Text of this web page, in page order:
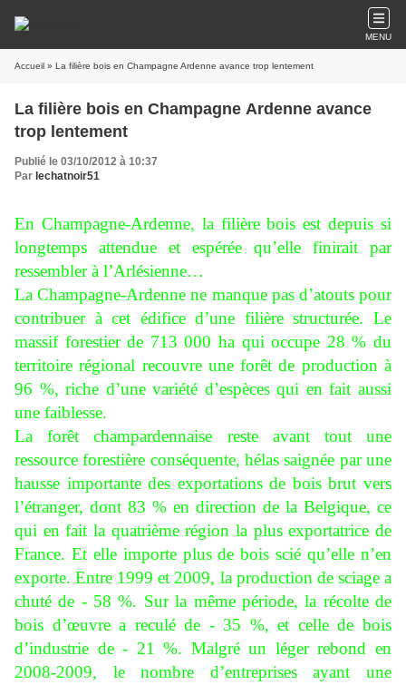
MENU
Accueil » La filière bois en Champagne Ardenne avance trop lentement
La filière bois en Champagne Ardenne avance
trop lentement
Publié le 03/10/2012 à 10:37
Par lechatnoir51
En Champagne-Ardenne, la filière bois est depuis si
longtemps attendue et espérée qu’elle finirait par
ressembler à l’Arlésienne…
La Champagne-Ardenne ne manque pas d’atouts pour
contribuer à cet édifice d’une filière structurée. Le
massif forestier de 713 000 ha qui occupe 28 % du
territoire régional recouvre une forêt de production à
96 %, riche d’une variété d’espèces qui en fait aussi
une faiblesse.
La forêt champardennaise reste avant tout une
ressource forestière conséquente, hélas saignée par une
hausse importante des exportations de bois brut vers
l’étranger, dont 83 % en direction de la Belgique, ce
qui en fait la quatrième région la plus exportatrice de
France. Et elle importe plus de bois scié qu’elle n’en
exporte. Entre 1999 et 2009, la production de sciage a
chuté de - 58 %. Sur la même période, la récolte de
bois d’œuvre a reculé de - 35 %, et celle de bois
d’industrie de - 21 %. Malgré un léger rebond en
2008-2009, le nombre d’entreprises ayant une